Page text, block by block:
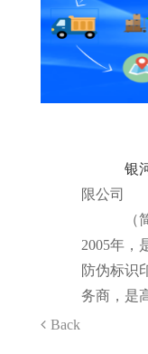
银
限公司
2005年，
防伪标识
务商，是
Back